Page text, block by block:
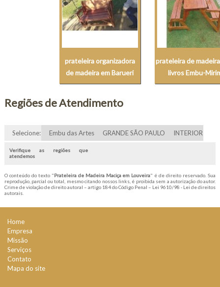
prateleira organizadora
de madeira em Barueri
prateleira de
livros Embu-
Regiões de Atendimento
Selecione: Embu das Artes GRANDE SÃO PAULO INTERIOR
Verifique as regiões que
atendemos
O conteúdo do texto "Prateleira de Madeira Maciça em Louveira" é de direito reservado. Sua
reprodução, parcial ou total, mesmo citando nossos links, é proibida sem a autorização do autor.
Crime de violação de direito autoral – artigo 184 do Código Penal – Lei 9610/98 - Lei de direitos
autorais.
Home
Empresa
Missão
Serviços
Contato
Mapa do site